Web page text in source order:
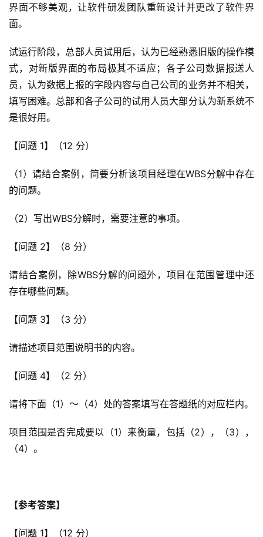
界面不够美观，让软件研发团队重新设计并更改了软件界
面。
试运行阶段，总部人员试用后，认为已经熟悉旧版的操作模
式，对新版界面的布局极其不适应；各子公司数据报送人
员，认为数据上报的字段内容与自己公司的业务并不相关，
填写困难。总部和各子公司的试用人员大部分认为新系统不
是很好用。
【问题 1】（12 分）
（1）请结合案例，简要分析该项目经理在WBS分解中存在
的问题。
（2）写出WBS分解时，需要注意的事项。
【问题 2】（8 分）
请结合案例，除WBS分解的问题外，项目在范围管理中还
存在哪些问题。
【问题 3】（3 分）
请描述项目范围说明书的内容。
【问题 4】（2 分）
请将下面（1）～（4）处的答案填写在答题纸的对应栏内。
项目范围是否完成要以（1）来衡量，包括（2），（3），
（4）。
【参考答案】
【问题 1】（12 分）